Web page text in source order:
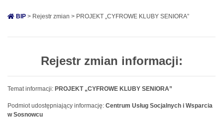
BIP > Rejestr zmian > PROJEKT „CYFROWE KLUBY SENIORA”
Rejestr zmian informacji:
Temat informacji: PROJEKT „CYFROWE KLUBY SENIORA”
Podmiot udostępniający informację: Centrum Usług Socjalnych i Wsparcia
w Sosnowcu